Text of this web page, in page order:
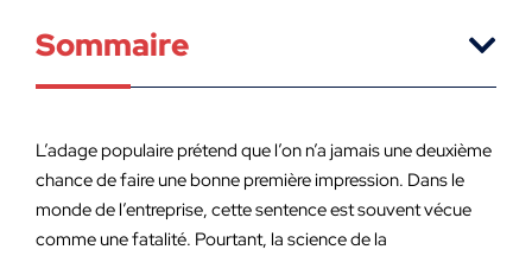
Sommaire
L’adage populaire prétend que l’on n’a jamais une deuxième
chance de faire une bonne première impression. Dans le
monde de l’entreprise, cette sentence est souvent vécue
comme une fatalité. Pourtant, la science de la